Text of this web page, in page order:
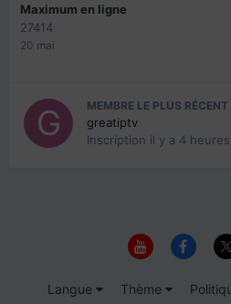
Maximum en ligne
27414
20 mai
MEMBRE LE PLUS RÉCENT
greatiptv
Inscription il y a 4 heures
Langue Thème